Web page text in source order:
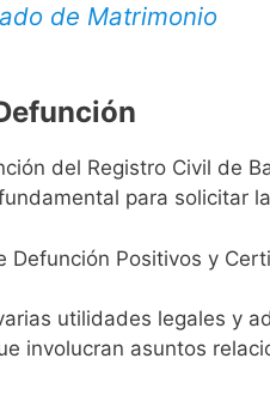
de Matrimonio
del Registro Civil de
para solicitar
Defunción Positivos y
utilidades legales y
involucran asuntos